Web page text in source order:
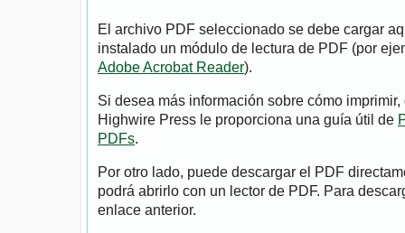
El archivo PDF seleccionado se debe cargar
instalado un módulo de lectura de PDF (por
Adobe Acrobat Reader).
Si desea más información sobre cómo
Highwire Press le proporciona una guía útil de
PDFs.
Por otro lado, puede descargar el PDF
podrá abrirlo con un lector de PDF. Para
enlace anterior.